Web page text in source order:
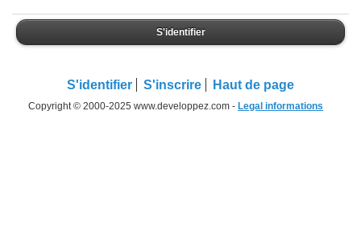
S'identifier
S'identifier S'inscrire Haut de page
Copyright © 2000-2025 www.developpez.com - Legal informations